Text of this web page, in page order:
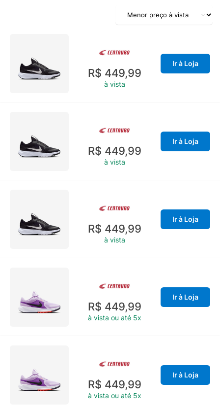
R$ 449,99
à vista
Ir à Loja
R$ 449,99
à vista
Ir à Loja
R$ 449,99
à vista
Ir à Loja
R$ 449,99
à vista ou até 5x
Ir à Loja
R$ 449,99
à vista ou até 5x
Ir à Loja